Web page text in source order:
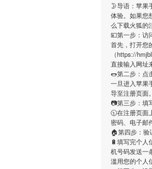
🌛导语： 苹果
体验。如果您
么下载火狐的
💴第一步：访
首先，打开您
（https://
直接输入网址
🌭第二步：点
一旦进入苹果
导至注册页面。
📷第三步：填
🕥在注册页面
密码、电子邮
🏠第四步：验
🔋填写完个人
机号码发送一
滥用您的个人